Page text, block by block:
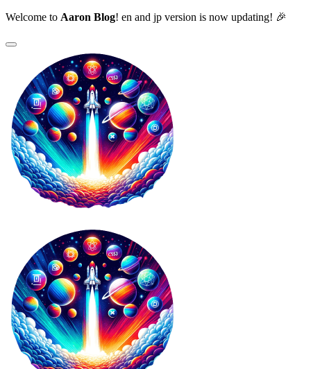
Welcome to Aaron Blog! en and jp version is now updating! 🎉